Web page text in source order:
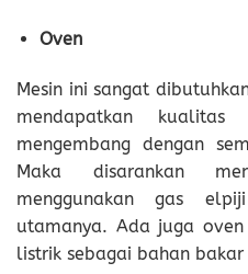
Oven
Mesin ini sangat
mendapatkan
mengembang dengan
Maka disarankan
menggunakan gas
utamanya. Ada juga oven
listrik sebagai bahan